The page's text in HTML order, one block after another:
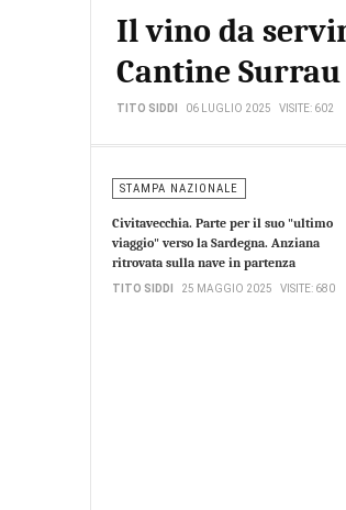
Il vino da
Cantine
TITO SIDDI 06 LUGLIO 2025 VISITE: 602
STAMPA NAZIONALE
Civitavecchia. Parte per il suo "ultimo
viaggio" verso la Sardegna. Anziana
ritrovata sulla nave in partenza
TITO SIDDI 25 MAGGIO 2025 VISITE: 680